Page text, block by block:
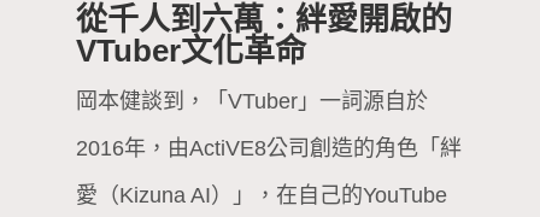
從千人到六萬：絆愛開啟的
VTuber文化革命
岡本健談到，「VTuber」一詞源自於
2016年，由ActiVE8公司創造的角色「絆
愛（Kizuna AI）」，在自己的YouTube